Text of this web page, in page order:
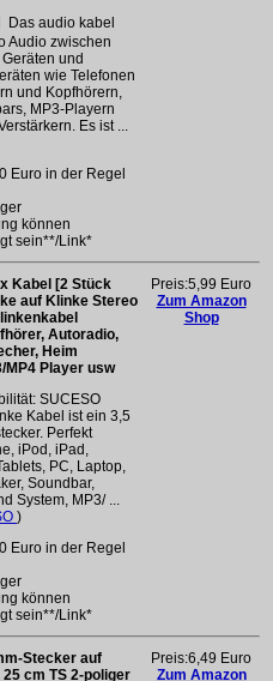
Das audio kabel
Audio zwischen
und
wie Telefonen
und Kopfhörern,
MP3-Playern
Es ist ...
Euro in der Regel
können
sein**/Link*
Kabel [2 Stück
auf Klinke Stereo
Autoradio,
Heim
MP4 Player usw
SUCESO
Kabel ist ein 3,5
Perfekt
iPod, iPad,
PC, Laptop,
Soundbar,
System, MP3/ ...
)
Euro in der Regel
können
sein**/Link*
Preis:5,99 Euro
Zum Amazon
Shop
Stecker auf
cm TS 2-poliger
Preis:6,49 Euro
Zum Amazon